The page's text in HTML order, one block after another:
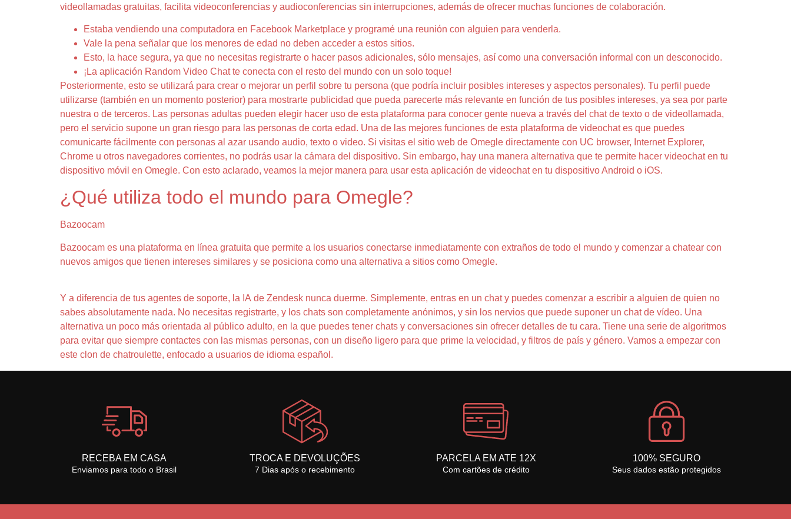
videollamadas gratuitas, facilita videoconferencias y audioconferencias sin interrupciones, además de ofrecer muchas funciones de colaboración.
Estaba vendiendo una computadora en Facebook Marketplace y programé una reunión con alguien para venderla.
Vale la pena señalar que los menores de edad no deben acceder a estos sitios.
Esto, la hace segura, ya que no necesitas registrarte o hacer pasos adicionales, sólo mensajes, así como una conversación informal con un desconocido.
¡La aplicación Random Video Chat te conecta con el resto del mundo con un solo toque!
Posteriormente, esto se utilizará para crear o mejorar un perfil sobre tu persona (que podría incluir posibles intereses y aspectos personales). Tu perfil puede
utilizarse (también en un momento posterior) para mostrarte publicidad que pueda parecerte más relevante en función de tus posibles intereses, ya sea por parte
nuestra o de terceros. Las personas adultas pueden elegir hacer uso de esta plataforma para conocer gente nueva a través del chat de texto o de videollamada,
pero el servicio supone un gran riesgo para las personas de corta edad. Una de las mejores funciones de esta plataforma de videochat es que puedes
comunicarte fácilmente con personas al azar usando audio, texto o video. Si visitas el sitio web de Omegle directamente con UC browser, Internet Explorer,
Chrome u otros navegadores corrientes, no podrás usar la cámara del dispositivo. Sin embargo, hay una manera alternativa que te permite hacer videochat en tu
dispositivo móvil en Omegle. Con esto aclarado, veamos la mejor manera para usar esta aplicación de videochat en tu dispositivo Android o iOS.
¿Qué utiliza todo el mundo para Omegle?
Bazoocam
Bazoocam es una plataforma en línea gratuita que permite a los usuarios conectarse inmediatamente con extraños de todo el mundo y comenzar a chatear con
nuevos amigos que tienen intereses similares y se posiciona como una alternativa a sitios como Omegle.
Y a diferencia de tus agentes de soporte, la IA de Zendesk nunca duerme. Simplemente, entras en un chat y puedes comenzar a escribir a alguien de quien no
sabes absolutamente nada. No necesitas registrarte, y los chats son completamente anónimos, y sin los nervios que puede suponer un chat de vídeo. Una
alternativa un poco más orientada al público adulto, en la que puedes tener chats y conversaciones sin ofrecer detalles de tu cara. Tiene una serie de algoritmos
para evitar que siempre contactes con las mismas personas, con un diseño ligero para que prime la velocidad, y filtros de país y género. Vamos a empezar con
este clon de chatroulette, enfocado a usuarios de idioma español.
RECEBA EM CASA
Enviamos para todo o Brasil
TROCA E DEVOLUÇÕES
7 Dias após o recebimento
PARCELA EM ATE 12X
Com cartões de crédito
100% SEGURO
Seus dados estão protegidos